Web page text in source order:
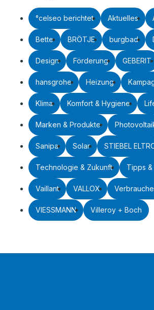
°celseo berichtet Aktuelles
Bette BRÖTJE burgbad
Design Förderung GEBERIT
hansgrohe Heizung
Klima Komfort & Hygiene
Marken & Produkte
Sanipa Solar STIEBEL
Technologie & Zukunft Tipps
Vaillant VALLOX
VIESSMANN Villeroy + Boch